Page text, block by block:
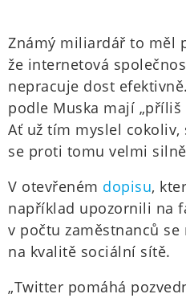
Známý miliardář to měl
že internetová
nepracuje dost
podle Muska mají
Ať už tím myslel cokoliv,
se proti tomu velmi
V otevřeném dopisu,
například upozornili na
v počtu zaměstnanců
na kvalitě sociální sítě.
„Twitter pomáhá